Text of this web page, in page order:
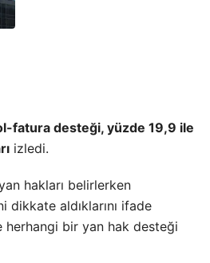
fatura desteği, yüzde 19,9 ile
izledi.
hakları belirlerken
dikkate aldıklarını ifade
herhangi bir yan hak desteği